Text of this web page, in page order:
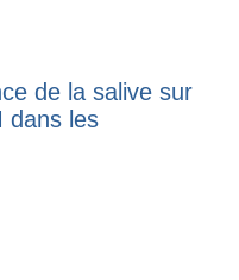
de la salive sur
dans les